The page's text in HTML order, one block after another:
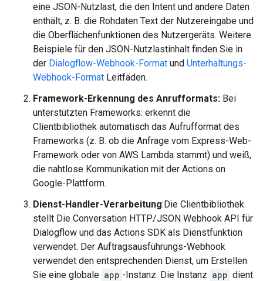
eine JSON-Nutzlast, die den Intent und andere Daten
enthält, z. B. die Rohdaten Text der Nutzereingabe und
die Oberflächenfunktionen des Nutzergeräts. Weitere
Beispiele für den JSON-Nutzlastinhalt finden Sie in
der Dialogflow-Webhook-Format und Unterhaltungs-
Webhook-Format Leitfäden.
Framework-Erkennung des Anrufformats: Bei
unterstützten Frameworks: erkennt die
Clientbibliothek automatisch das Aufrufformat des
Frameworks (z. B. ob die Anfrage vom Express-Web-
Framework oder von AWS Lambda stammt) und weiß,
die nahtlose Kommunikation mit der Actions on
Google-Plattform.
Dienst-Handler-Verarbeitung:Die Clientbibliothek
stellt Die Conversation HTTP/JSON Webhook API für
Dialogflow und das Actions SDK als Dienstfunktion
verwendet. Der Auftragsausführungs-Webhook
verwendet den entsprechenden Dienst, um Erstellen
Sie eine globale app -Instanz. Die Instanz app dient